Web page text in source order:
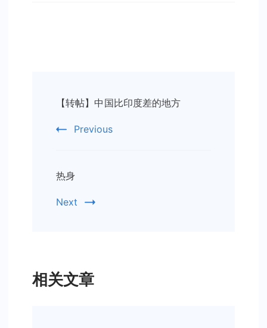
Navigation
【转帖】中国比印度差的地方
Previous
热身
Next
相关文章